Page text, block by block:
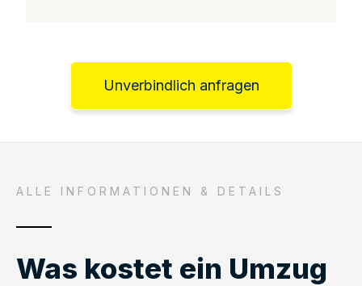
Unverbindlich anfragen
ALLE INFORMATIONEN & DETAILS
Was kostet ein Umzug